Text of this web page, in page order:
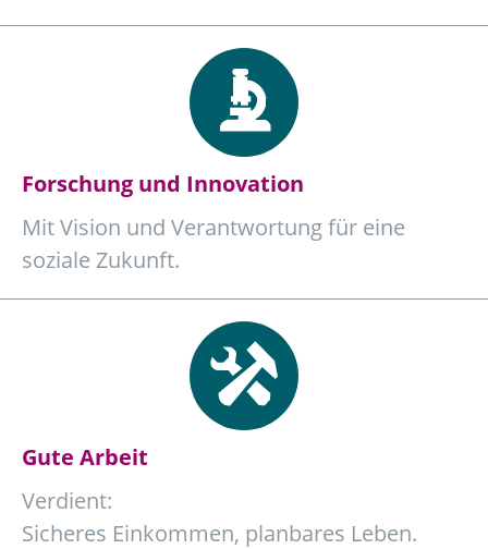
Facebook
Forschung und Innovation
Mit Vision und Verantwortung für eine
soziale Zukunft.
Gute Arbeit
Verdient:
Sicheres Einkommen, planbares Leben.